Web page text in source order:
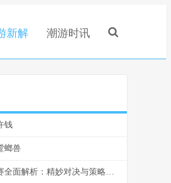
新解 潮游时讯
钱
螂兽
第八届王者荣耀总决赛全面解析：精妙对决与策略运用